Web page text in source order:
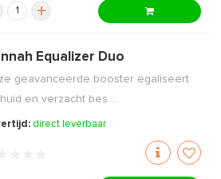
+
Equalizer Duo
geavanceerde booster egaliseert
en verzacht bes ...
direct leverbaar